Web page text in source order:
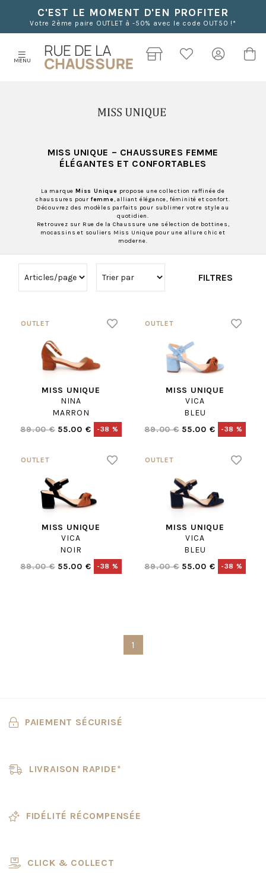
C'EST LE MOMENT D'EN PROFITER
Votre 2ème paire OUTLET à -50% avec le code OUT50 !*
MENU
MISS UNIQUE – CHAUSSURES FEMME
ÉLÉGANTES ET CONFORTABLES
La marqueMiss Unique propose une collection raffinée de
chaussures pour femme, alliant élégance, féminité et confort.
Découvrez des modèles parfaits pour sublimer votre style au
quotidien.
Retrouvez sur Rue de la Chaussure une sélection de bottines,
mocassins et souliers Miss Unique pour une allure chic et
moderne.
FILTRES
MISS UNIQUE
NINA
MARRON
89.00 € 55.00 € -38 %
MISS UNIQUE
VICA
BLEU
89.00 € 55.00 € -38 %
MISS UNIQUE
VICA
NOIR
89.00 € 55.00 € -38 %
MISS UNIQUE
VICA
BLEU
89.00 € 55.00 € -38 %
1
PAIEMENT SÉCURISÉ
LIVRAISON RAPIDE*
FIDÉLITÉ RÉCOMPENSÉE
CLICK & COLLECT